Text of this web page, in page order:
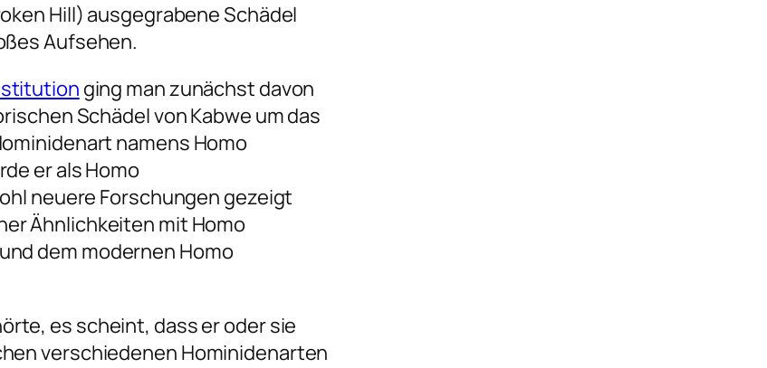
Hill) ausgegrabene Schädel
Aufsehen.
ging man zunächst davon
Schädel von Kabwe um das
namens Homo
er alsHomo
neuere Forschungen gezeigt
Ähnlichkeiten mitHomo
und dem modernen Homo
es scheint, dass er oder sie
verschiedenen Hominidenarten